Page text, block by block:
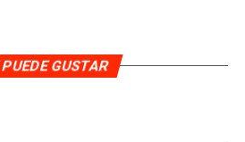
PUEDE GUSTAR